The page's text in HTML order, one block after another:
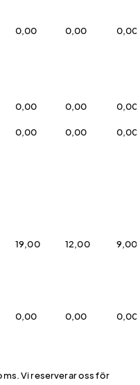
0,00 0,00 0,00
0,00 0,00 0,00
0,00 0,00 0,00
19,00 12,00 9,00
0,00 0,00 0,00
Vi reserverar oss för